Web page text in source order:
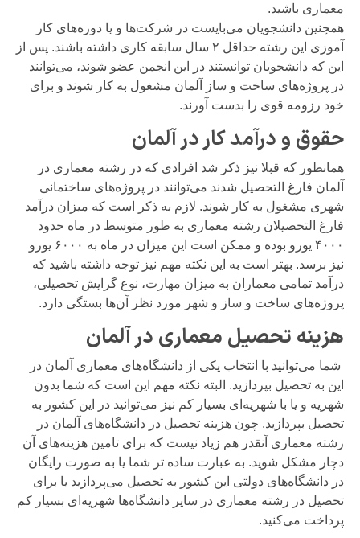
معماری باشید.
همچنین دانشجویان می‌بایست در شرکت‌ها و یا دوره‌های کار
آموزی این رشته حداقل ۲ سال سابقه کاری داشته باشند. پس از
این که دانشجویان توانستند در این انجمن عضو شوند، می‌توانند
در پروژه‌های ساخت و ساز آلمان مشغول به کار شوند و برای
خود رزومه قوی را بدست آورند.
حقوق و درآمد کار در آلمان
همانطور که قبلا نیز ذکر شد افرادی که در رشته معماری در
آلمان فارغ التحصیل شدند می‌توانند در پروژه‌های ساختمانی
شهری مشغول به کار شوند. لازم به ذکر است که میزان درآمد
فارغ التحصیلان رشته معماری به طور متوسط در ماه حدود
۴۰۰۰ یورو بوده و ممکن است این میزان در ماه به ۶۰۰۰ یورو
نیز برسد. بهتر است به این نکته مهم نیز توجه داشته باشید که
درآمد تمامی معماران به میزان مهارت، نوع گرایش تحصیلی،
پروژه‌های ساخت و ساز و شهر مورد نظر آن‌ها بستگی دارد.
هزینه تحصیل معماری در آلمان
شما می‌توانید با انتخاب یکی از دانشگاه‌های معماری آلمان در
این به تحصیل بپردازید. البته نکته مهم این است که شما بدون
شهریه و یا با شهریه‌ای بسیار کم نیز می‌توانید در این کشور به
تحصیل بپردازید. چون هزینه تحصیل در دانشگاه‌های آلمان در
رشته معماری آنقدر هم زیاد نیست که برای تامین هزینه‌های آن
دچار مشکل شوید. به عبارت ساده تر شما یا به صورت رایگان
در دانشگاه‌های دولتی این کشور به تحصیل می‌پردازید یا برای
تحصیل در رشته معماری در سایر دانشگاه‌ها شهریه‌ای بسیار کم
پرداخت می‌کنید.